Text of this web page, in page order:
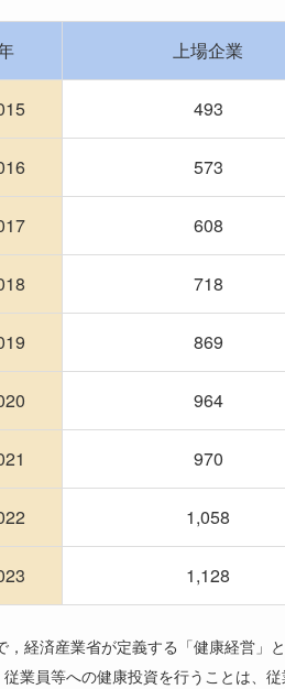
上場企業
493
573
608
718
869
964
970
1,058
1,128
，経済産業省が定義する「健康経営」
業員等への健康投資を行うことは、